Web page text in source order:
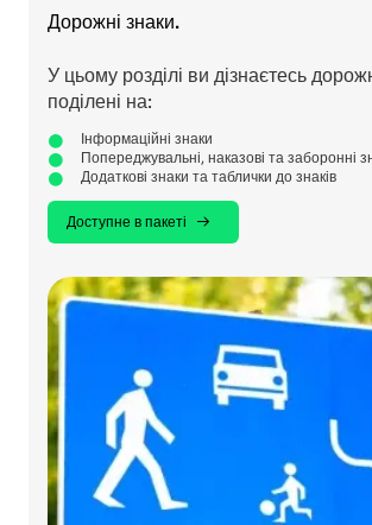
Дорожні знаки.
У цьому розділі ви дізнаєтесь
поділені на:
Інформаційні знаки
Попереджувальні, наказові та заборонні
Додаткові знаки та таблички до знаків
Доступне в пакеті